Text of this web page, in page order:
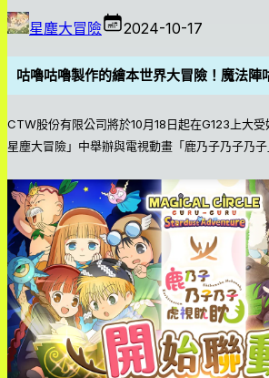
星塵大冒險 2024-10-17
咕嚕咕嚕製作的繪本世界大冒險！魔法陣
CTW股份有限公司將於10月18日起在G123上大
星塵大冒險」中舉辦與電視動畫「鹿乃子乃子乃子